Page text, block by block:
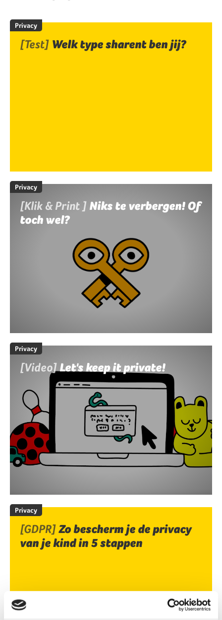
Privacy
[Test] Welk type sharent ben jij?
Privacy
[Klik & Print ] Niks te verbergen! Of
toch wel?
Privacy
[Video]Let's keep it private!
Privacy
[GDPR]Zo bescherm je de privacy
van je kind in 5 stappen